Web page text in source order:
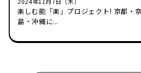
楽しむ能「楽」プロジェクト! 京都・
島・沖縄に...